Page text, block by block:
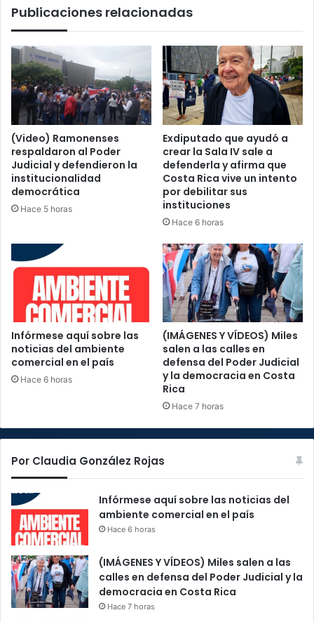
Publicaciones relacionadas
(Video) Ramonenses
respaldaron al Poder
Judicial y defendieron la
institucionalidad
democrática
Hace 5 horas
Exdiputado que ayudó a
crear la Sala IV sale a
defenderla y afirma que
Costa Rica vive un intento
por debilitar sus
instituciones
Hace 6 horas
Infórmese aquí sobre las
noticias del ambiente
comercial en el país
Hace 6 horas
(IMÁGENES Y VÍDEOS) Miles
salen a las calles en
defensa del Poder Judicial
y la democracia en Costa
Rica
Hace 7 horas
Por Claudia González Rojas
Infórmese aquí sobre las noticias del
ambiente comercial en el país
Hace 6 horas
(IMÁGENES Y VÍDEOS) Miles salen a las
calles en defensa del Poder Judicial y la
democracia en Costa Rica
Hace 7 horas